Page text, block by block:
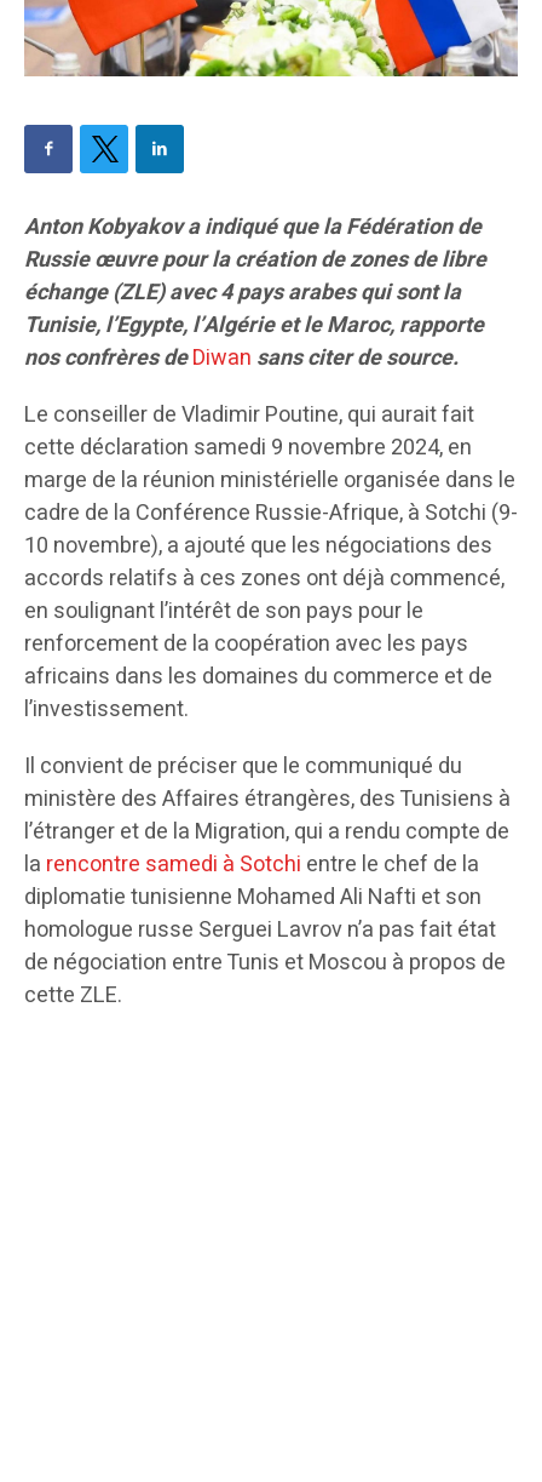
Anton Kobyakov a indiqué que la Fédération de
Russie œuvre pour la création de zones de libre
échange (ZLE) avec 4 pays arabes qui sont la
Tunisie, l’Egypte, l’Algérie et le Maroc, rapporte
nos confrères deDiwan sans citer de source.
Le conseiller de Vladimir Poutine, qui aurait fait
cette déclaration samedi 9 novembre 2024, en
marge de la réunion ministérielle organisée dans le
cadre de la Conférence Russie-Afrique, à Sotchi (9-
10 novembre), a ajouté que les négociations des
accords relatifs à ces zones ont déjà commencé,
en soulignant l’intérêt de son pays pour le
renforcement de la coopération avec les pays
africains dans les domaines du commerce et de
l’investissement.
Il convient de préciser que le communiqué du
ministère des Affaires étrangères, des Tunisiens à
l’étranger et de la Migration, qui a rendu compte de
la rencontre samedi à Sotchi entre le chef de la
diplomatie tunisienne Mohamed Ali Nafti et son
homologue russe Serguei Lavrov n’a pas fait état
de négociation entre Tunis et Moscou à propos de
cette ZLE.